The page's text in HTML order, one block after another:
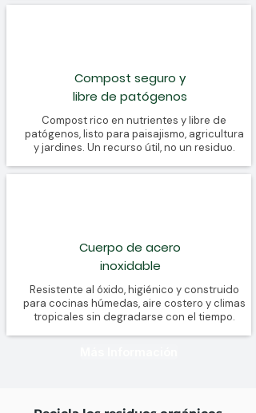
Compost seguro y
libre de patógenos
Compost rico en nutrientes y libre de
patógenos, listo para paisajismo, agricultura
y jardines. Un recurso útil, no un residuo.
Cuerpo de acero
inoxidable
Resistente al óxido, higiénico y construido
para cocinas húmedas, aire costero y climas
tropicales sin degradarse con el tiempo.